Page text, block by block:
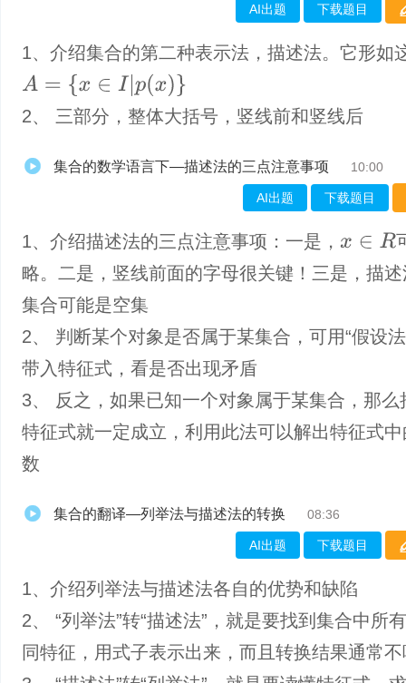
AI出题 下载题目
1、介绍集合的第二种表示法，描述法。它形如
A= x∈I p( x)}
2、 三部分，整体大括号，竖线前和竖线后
集合的数学语言下—描述法的三点注意事项 10:00
AI出题 下载题目
1、​介绍描述法的三点注意事项：一是， x∈ R
略。二是，竖线前面的字母很关键！三是，描
集合可能是空集
2、 判断某个对象是否属于某集合，可用“假设
带入特征式，看是否出现矛盾
3、 反之，如果已知一个对象属于某集合，那么
特征式就一定成立，利用此法可以解出特征式
数
集合的翻译—列举法与描述法的转换 08:36
AI出题 下载题目
1、介绍列举法与描述法各自的优势和缺陷
2、 “列举法”转“描述法”，就是要找到集合中所
同特征，用式子表示出来，而且转换结果通常